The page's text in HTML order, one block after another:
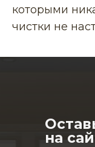
которыми
чистки не
на